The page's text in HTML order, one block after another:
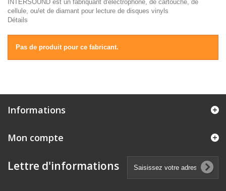
INTERSOUND est un fabriquant d'electrophone, de cartouche, de
cellule, ou/et de diamant pour lecture de disques vinyls
Détails
Pas de produit pour ce fabricant.
Informations
Mon compte
Lettre d'informations